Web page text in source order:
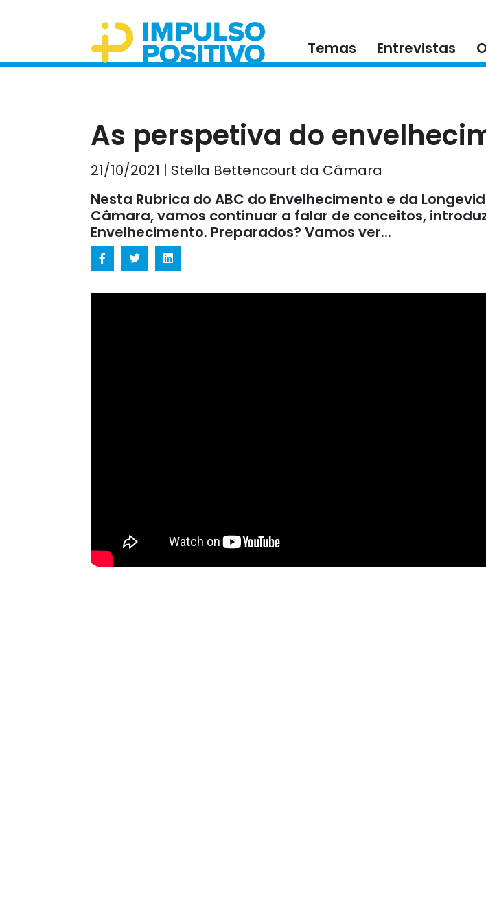
Temas Entrevistas
As perspetiva do
21/10/2021 | Stella Bettencourt da Câmara
Nesta Rubrica do ABC do Envelhecimento e da
Câmara, vamos continuar a falar de conceitos,
Envelhecimento. Preparados? Vamos ver...